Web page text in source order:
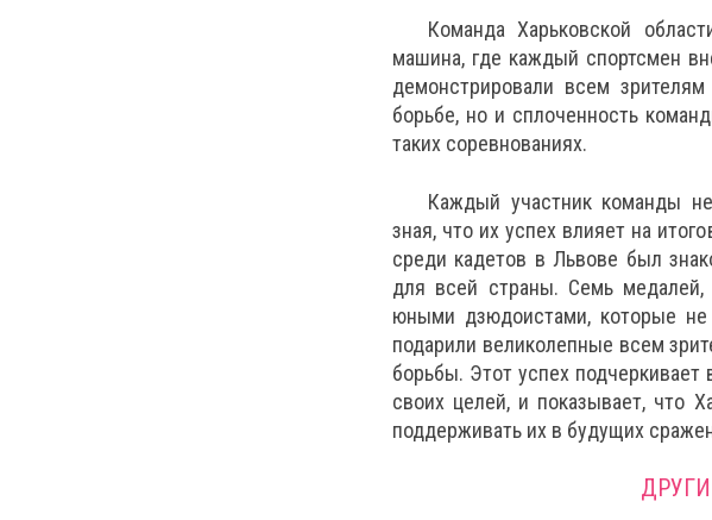
Команда Харьковской
машина, где каждый спортсмен
демонстрировали всем
борьбе, но и сплоченность
таких соревнованиях.
Каждый участник команды
зная, что их успех влияет на
среди кадетов в Львове был
для всей страны. Семь
юными дзюдоистами, которые не
подарили великолепные всем
борьбы. Этот успех
своих целей, и показывает, что
поддерживать их в будущих